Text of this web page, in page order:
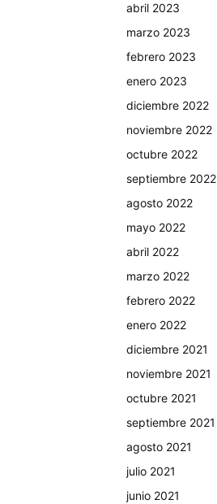
abril 2023
marzo 2023
febrero 2023
enero 2023
diciembre 2022
noviembre 2022
octubre 2022
septiembre 2022
agosto 2022
mayo 2022
abril 2022
marzo 2022
febrero 2022
enero 2022
diciembre 2021
noviembre 2021
octubre 2021
septiembre 2021
agosto 2021
julio 2021
junio 2021